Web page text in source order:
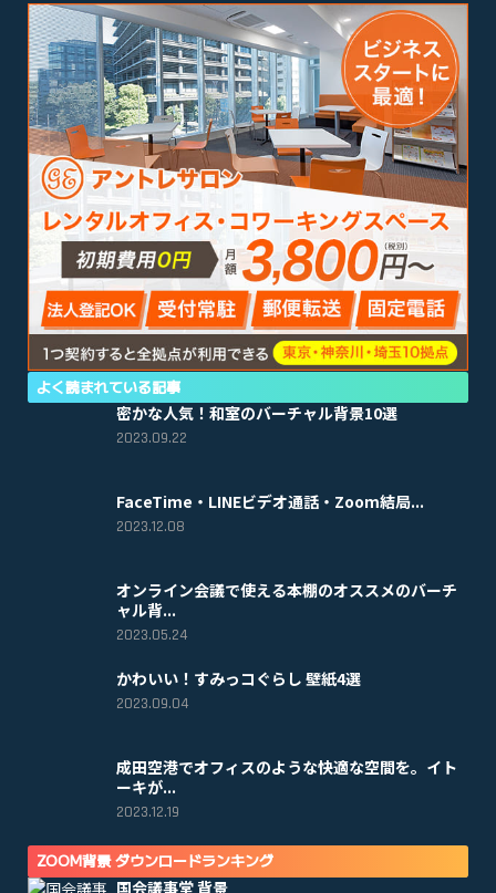
よく読まれている記事
密かな人気！和室のバーチャル背景10選
2023.09.22
FaceTime・LINEビデオ通話・Zoom結局...
2023.12.08
オンライン会議で使える本棚のオススメのバーチ
ャル背...
2023.05.24
かわいい！すみっコぐらし 壁紙4選
2023.09.04
成田空港でオフィスのような快適な空間を。イト
ーキが...
2023.12.19
ZOOM背景 ダウンロードランキング
国会議事堂 背景